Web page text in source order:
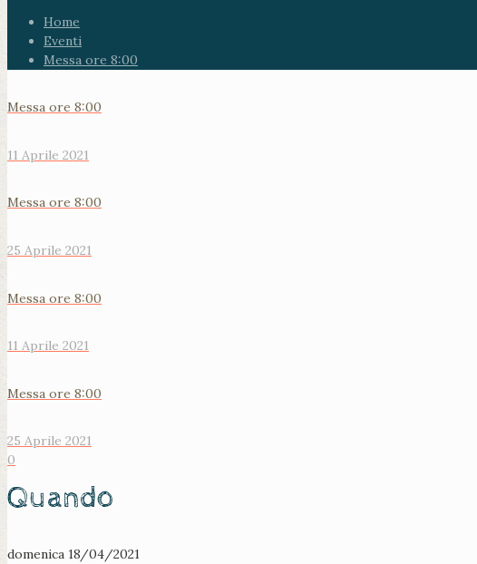
Home
Eventi
Messa ore 8:00
Messa ore 8:00
11 Aprile 2021
Messa ore 8:00
25 Aprile 2021
Messa ore 8:00
11 Aprile 2021
Messa ore 8:00
25 Aprile 2021
0
Quando
domenica 18/04/2021